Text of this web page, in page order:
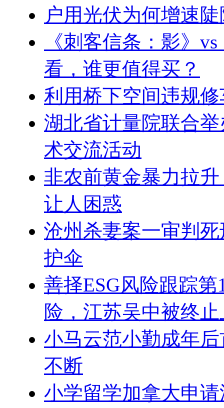
户用光伏为何增速
《刺客信条：影》
看，谁更值得买？
利用桥下空间违规
湖北省计量院联合
术交流活动
非农前黄金暴力拉
让人困惑
沧州杀妻案一审判
护伞
善择ESG风险跟踪
险，江苏吴中被终
小马云范小勤成年
不断
小学留学加拿大申